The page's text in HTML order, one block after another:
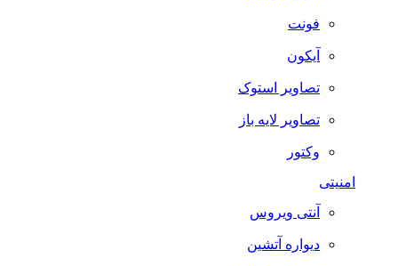
فونت
آیکون
تصاویر استوک
تصاویر لایه باز
وکتور
امنیتی
آنتی ویروس
دیواره آتشین